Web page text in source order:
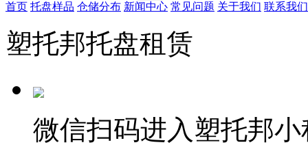
首页 托盘样品 仓储分布 新闻中心 常见问题 关于我们 联系我们
塑托邦托盘租赁
微信扫码进入塑托邦小